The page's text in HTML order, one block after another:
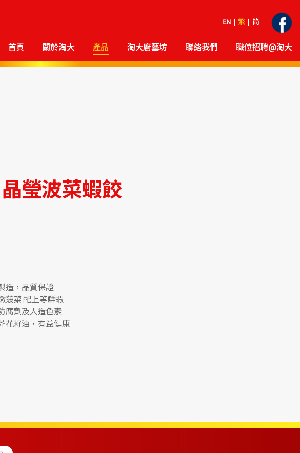
EN 繁 简
首頁 關於淘大 產品 淘大廚藝坊 聯絡我們 職位招聘@淘大
瑩波菜蝦餃
造，品質保證
菠菜 配上等鮮蝦
腐劑及人造色素
花籽油，有益健康